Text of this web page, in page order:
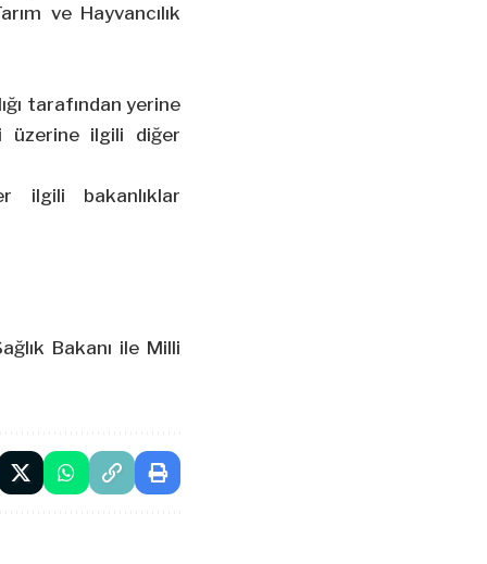
ve Hayvancılık
tarafından yerine
üzerine ilgili diğer
ilgili bakanlıklar
Bakanı ile Milli